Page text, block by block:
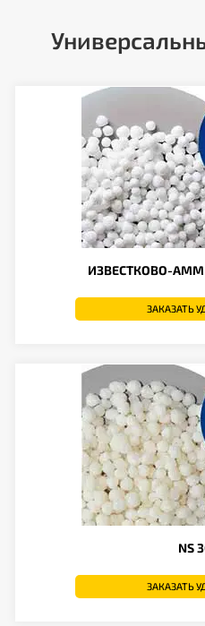
ИЗВЕСТКОВО-
ЗАКАЗАТЬ
NS
ЗАКАЗАТЬ